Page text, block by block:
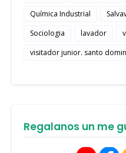
Química Industrial
Sociologia
lavador
visitador junior. santo
Regalanos un me